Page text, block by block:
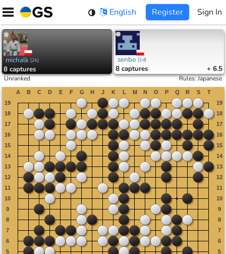
Skip
content
English Register Sign In
michalk [2k]
8 captures
senbo [1d]
8 captures + 6.5
Unranked Rules:Japanese